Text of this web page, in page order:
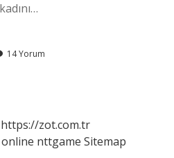
14 Yorum
https://zot.com.tr
nttgame Sitemap